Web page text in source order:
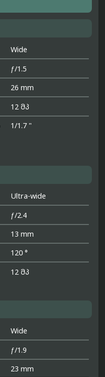
Wide
ƒ/1.5
26 mm
12 მპ
1/1.7 "
Ultra-wide
ƒ/2.4
13 mm
120 °
12 მპ
Wide
ƒ/1.9
23 mm